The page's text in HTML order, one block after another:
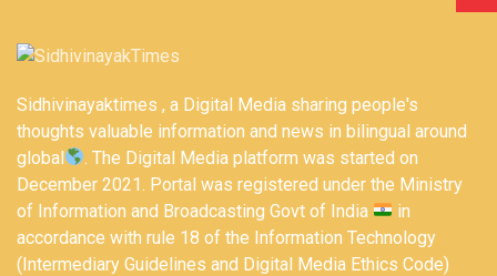
Sidhivinayaktimes , a Digital Media sharing people's
thoughts valuable information and news in bilingual around
global
. The Digital Media platform was started on
December 2021. Portal was registered under the Ministry
of Information and Broadcasting Govt of India
in
accordance with rule 18 of the Information Technology
(Intermediary Guidelines and Digital Media Ethics Code)